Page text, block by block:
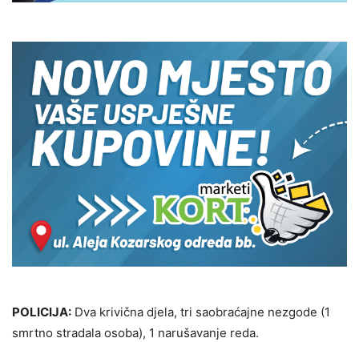
POLICIJA: Dva krivična djela, tri saobraćajne nezgode (1
smrtno stradala osoba), 1 narušavanje reda.